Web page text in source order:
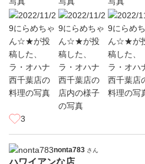
3
nonta783 さん
ハワイアンな店